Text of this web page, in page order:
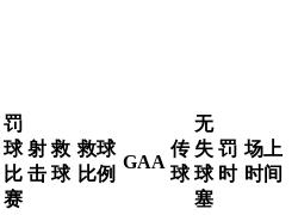
罚
球
比
赛
射
击
救
球
救球
比例
GAA
传
球
无
失
球
塞
罚
时
场上
时间